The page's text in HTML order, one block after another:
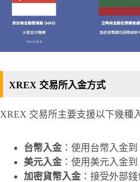
XREX 交易所入金方式
XREX 交易所主要支援以下幾種
台幣入金 ：使用台幣入金
美元入金 ：使用美元入金
加密貨幣入金 ：接受外部